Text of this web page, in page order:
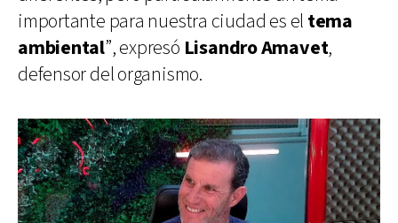
importante para nuestra ciudad es el tema
ambiental”, expresó Lisandro Amavet,
defensor del organismo.